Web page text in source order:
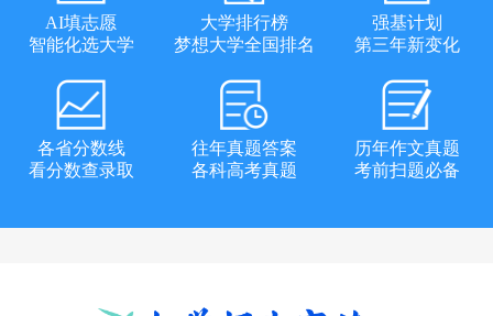
AI填志愿
智能化选大学
大学排行榜
梦想大学全国排名
强基计划
第三年新变化
各省分数线
看分数查录取
往年真题答案
各科高考真题
历年作文真题
考前扫题必备